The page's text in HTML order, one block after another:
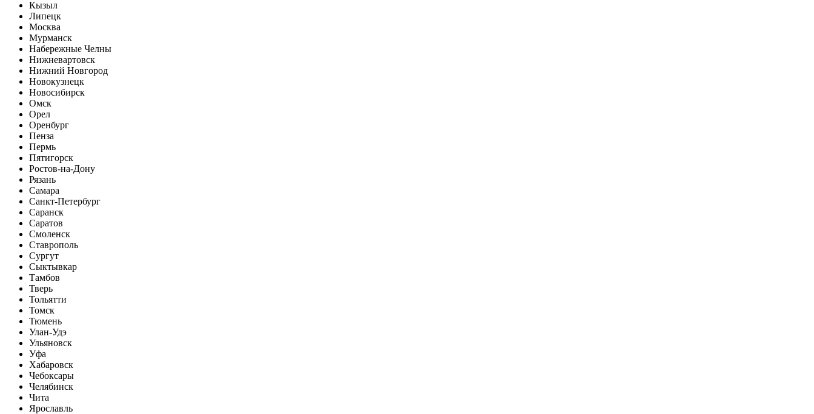
Кызыл
Липецк
Москва
Мурманск
Набережные Челны
Нижневартовск
Нижний Новгород
Новокузнецк
Новосибирск
Омск
Орел
Оренбург
Пенза
Пермь
Пятигорск
Ростов-на-Дону
Рязань
Самара
Санкт-Петербург
Саранск
Саратов
Смоленск
Ставрополь
Сургут
Сыктывкар
Тамбов
Тверь
Тольятти
Томск
Тюмень
Улан-Удэ
Ульяновск
Уфа
Хабаровск
Чебоксары
Челябинск
Чита
Ярославль